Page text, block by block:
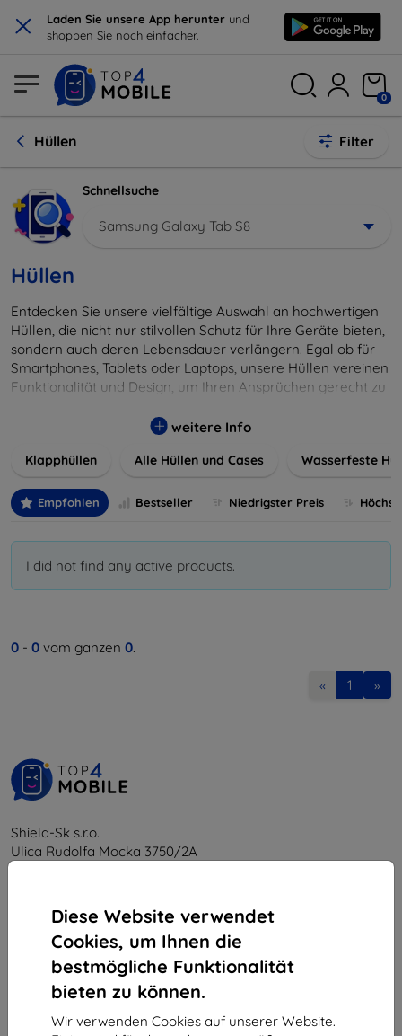
× Laden Sie unsere App herunter und
shoppen Sie noch einfacher.
Diese Website verwendet
Cookies, um Ihnen die
bestmögliche Funktionalität
bieten zu können.
Wir verwenden Cookies auf unserer Website.
0
Hüllen Filter
Schnellsuche
Samsung Galaxy Tab S8
Hüllen
Entdecken Sie unsere vielfältige Auswahl an hochwertigen
Hüllen, die nicht nur stilvollen Schutz für Ihre Geräte bieten,
sondern auch deren Lebensdauer verlängern. Egal ob für
Smartphones, Tablets oder Laptops, unsere Hüllen vereinen
Funktionalität und Design, um Ihren Ansprüchen gerecht zu
Farben, um Ihren persönlichen Stil perfekt zu
weitere Info
Klapphüllen Alle Hüllen und Cases Wasserfeste
Empfohlen Bestseller Niedrigster Preis
I did not find any active products.
0 - 0 vom ganzen 0.
« 1 »
Shield-Sk s.r.o.
Ulica Rudolfa Mocka 3750/2A
USt-IdNr.:SK2023549671
Kontakt
info@top4mobile.eu